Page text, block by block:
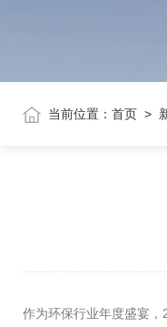
当前位置： 首页 >
作为环保行业年度盛宴